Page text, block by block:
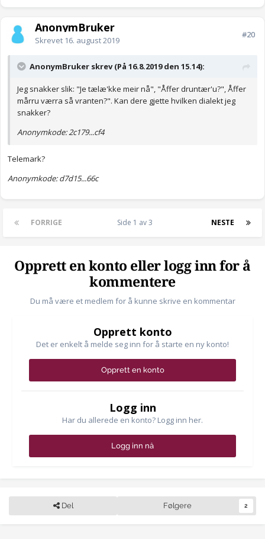
AnonymBruker
Skrevet 16. august 2019
#20
AnonymBruker skrev (På 16.8.2019 den 15.14):
Jeg snakker slik: "Je tælæ'kke meir nå", "Åffer druntær'u?", Åffer
mårru værra så vranten?". Kan dere gjette hvilken dialekt jeg
snakker?
Anonymkode: 2c179...cf4
Telemark?
Anonymkode: d7d15...66c
FORRIGE NESTE
Side 1 av 3
Opprett en konto eller logg inn for å
kommentere
Du må være et medlem for å kunne skrive en kommentar
Opprett konto
Det er enkelt å melde seg inn for å starte en ny konto!
Opprett en konto
Logg inn
Har du allerede en konto? Logg inn her.
Logg inn nå
Del Følgere 2